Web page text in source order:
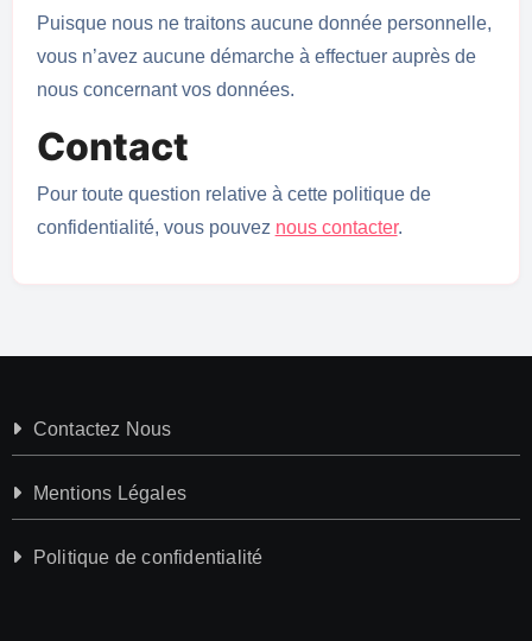
Puisque nous ne traitons aucune donnée personnelle,
vous n’avez aucune démarche à effectuer auprès de
nous concernant vos données.
Contact
Pour toute question relative à cette politique de
confidentialité, vous pouvez nous contacter.
Contactez Nous
Mentions Légales
Politique de confidentialité